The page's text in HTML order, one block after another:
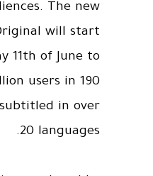
The new
will start
11th of June to
users in 190
in over
20 languages.